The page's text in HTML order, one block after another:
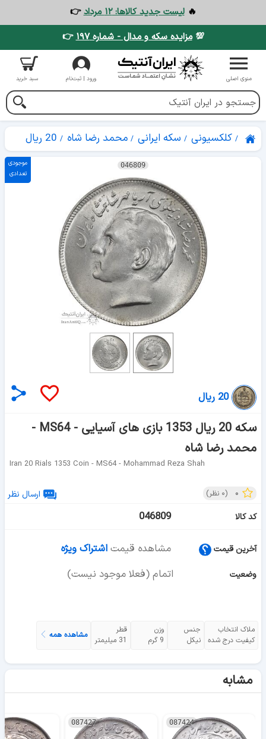
🔥لیست جدید کالاها: ۱۲ مرداد
👉
💯مزایده سکه و مدال - شماره ۱۹۷ 👉
منوی اصلی ورود | ثبت‌نام سبد خرید
کلکسیونی سکه ایرانی محمد رضا شاه 20 ریال
046809
موجودی
تعدادی
20 ریال
سکه 20 ریال 1353 بازی های آسیایی - MS64 -
محمد رضا شاه
Iran 20 Rials 1353 Coin - MS64 - Mohammad Reza Shah
۰ (۰ نظر)
ارسال نظر
کد کالا
046809
آخرین قیمت مشاهده قیمت اشتراک ویژه
وضعیت اتمام (فعلا موجود نیست)
ملاک انتخاب
کیفیت درج شده
جنس
نیکل
وزن
9 گرم
قطر
31 میلیمتر
مشاهده همه
مشابه
087424
087427